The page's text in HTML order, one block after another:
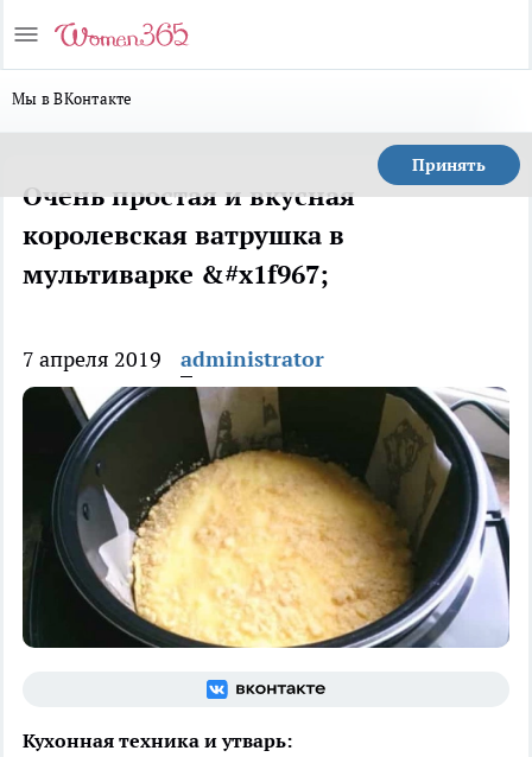
Мы в ВКонтакте
Принять
Очень простая и вкусная
королевская ватрушка в
мультиварке &#x1f967;
7 апреля 2019 administrator
Кухонная техника и утварь: